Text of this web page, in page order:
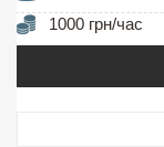
1000 грн/час